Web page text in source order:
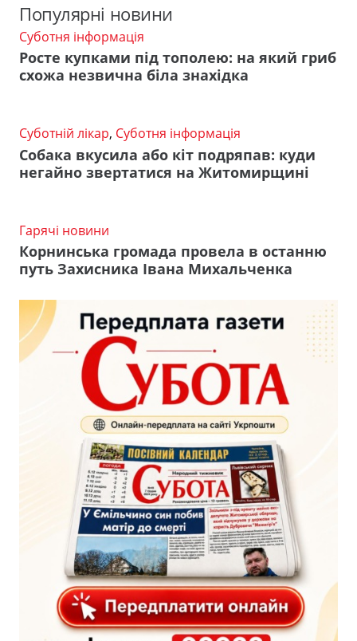
Популярні новини
Суботня інформація
Росте купками під тополею: на який гриб
схожа незвична біла знахідка
Суботній лікар, Суботня інформація
Собака вкусила або кіт подряпав: куди
негайно звертатися на Житомирщині
Гарячі новини
Корнинська громада провела в останню
путь Захисника Івана Михальченка